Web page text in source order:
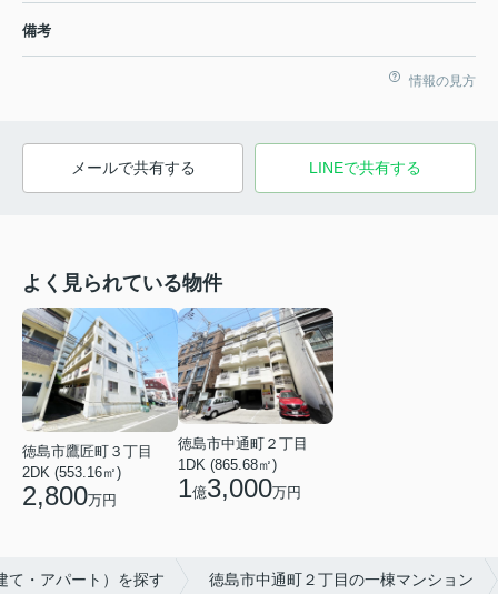
備考
情報の見方
メールで共有する LINEで共有する
よく見られている物件
徳島市鷹匠町３丁目
2DK (553.16㎡)
2,800万円
徳島市中通町２丁目
1DK (865.68㎡)
1億3,000万円
て・アパート）を探す 徳島市中通町２丁目の一棟マンション